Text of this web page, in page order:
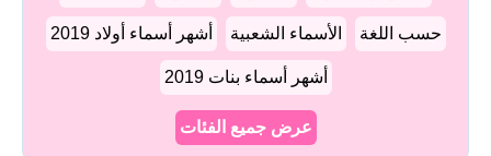
حسب اللغة الأسماء الشعبية أشهر أسماء أولاد 2019
أشهر أسماء بنات 2019
عرض جميع الفئات